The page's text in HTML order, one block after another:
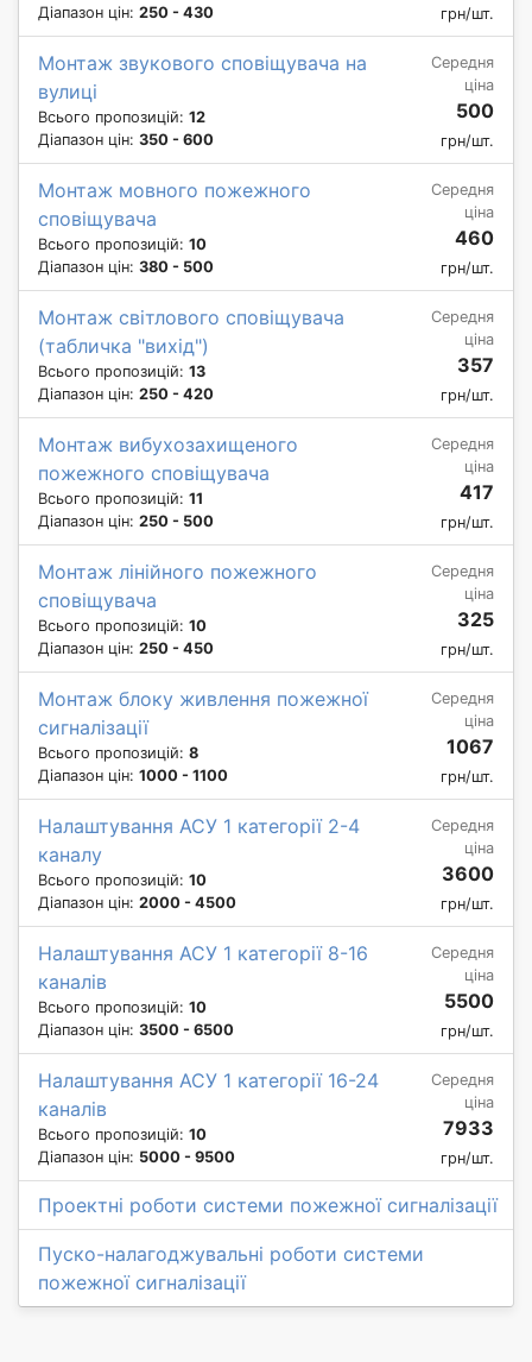
Діапазон цін: 250 - 430 грн/шт.
Монтаж звукового сповіщувача на
вулиці
Всього пропозицій: 12
Діапазон цін: 350 - 600
Середня
ціна
500
грн/шт.
Монтаж мовного пожежного
сповіщувача
Всього пропозицій: 10
Діапазон цін: 380 - 500
Середня
ціна
460
грн/шт.
Монтаж світлового сповіщувача
(табличка "вихід")
Всього пропозицій: 13
Діапазон цін: 250 - 420
Середня
ціна
357
грн/шт.
Монтаж вибухозахищеного
пожежного сповіщувача
Всього пропозицій: 11
Діапазон цін: 250 - 500
Середня
ціна
417
грн/шт.
Монтаж лінійного пожежного
сповіщувача
Всього пропозицій: 10
Діапазон цін: 250 - 450
Середня
ціна
325
грн/шт.
Монтаж блоку живлення пожежної
сигналізації
Всього пропозицій: 8
Діапазон цін: 1000 - 1100
Середня
ціна
1067
грн/шт.
Налаштування АСУ 1 категорії 2-4
каналу
Всього пропозицій: 10
Діапазон цін: 2000 - 4500
Середня
ціна
3600
грн/шт.
Налаштування АСУ 1 категорії 8-16
каналів
Всього пропозицій: 10
Діапазон цін: 3500 - 6500
Середня
ціна
5500
грн/шт.
Налаштування АСУ 1 категорії 16-24
каналів
Всього пропозицій: 10
Діапазон цін: 5000 - 9500
Середня
ціна
7933
грн/шт.
Проектні роботи системи пожежної сигналізації
Пуско-налагоджувальні роботи системи
пожежної сигналізації